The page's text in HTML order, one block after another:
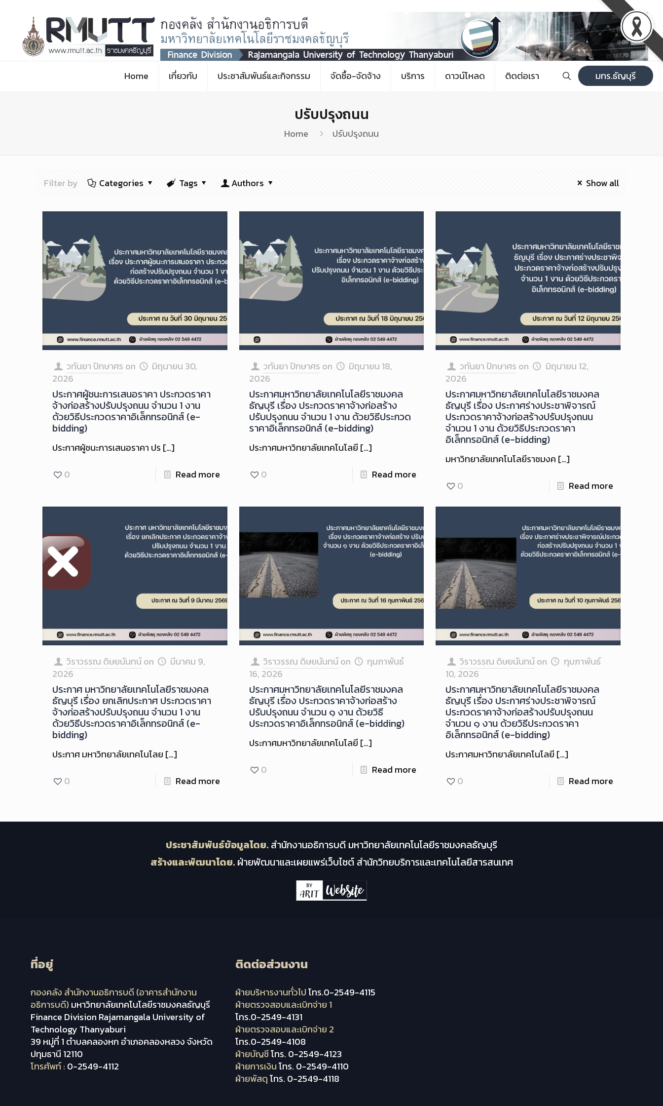
Home เกี่ยวกับ ประชาสัมพันธ์และกิจกรรม จัดซื้อ-จัดจ้าง บริการ ดาวน์โหลด ติดต่อเรา มทร.ธัญบุรี
ปรับปรุงถนน
Home ปรับปรุงถนน
Filter by Categories Tags Authors Show all
วทันยา ปักษาศร on
มิถุนายน 30,
2026
ประกาศผู้ชนะการเสนอราคา ประกวดราคา
จ้างก่อสร้างปรับปรุงถนน จำนวน 1 งาน
ด้วยวิธีประกวดราคาอิเล็กทรอนิกส์ (e-
bidding)
ประกาศผู้ชนะการเสนอราคา ปร […]
0
Read more
วทันยา ปักษาศร on
มิถุนายน 18,
2026
ประกาศมหาวิทยาลัยเทคโนโลยีราชมงคล
ธัญบุรี เรื่อง ประกวดราคาจ้างก่อสร้าง
ปรับปรุงถนน จำนวน 1 งาน ด้วยวิธีประกวด
ราคาอิเล็กทรอนิกส์ (e-bidding)
ประกาศมหาวิทยาลัยเทคโนโลยี […]
0
Read more
วทันยา ปักษาศร on
มิถุนายน 12,
2026
ประกาศมหาวิทยาลัยเทคโนโลยีราชมงคล
ธัญบุรี เรื่อง ประกาศร่างประชาพิจารณ์
ประกวดราคาจ้างก่อสร้างปรับปรุงถนน
จำนวน 1 งาน ด้วยวิธีประกวดราคา
อิเล็กทรอนิกส์ (e-bidding)
มหาวิทยาลัยเทคโนโลยีราชมงค […]
0
Read more
วิราวรรณ ดิษยนันทน์on
มีนาคม 9,
2026
ประกาศ มหาวิทยาลัยเทคโนโลยีราชมงคล
ธัญบุรี เรื่อง ยกเลิกประกาศ ประกวดราคา
จ้างก่อสร้างปรับปรุงถนน จำนวน 1 งาน
ด้วยวิธีประกวดราคาอิเล็กทรอนิกส์ (e-
bidding)
ประกาศ มหาวิทยาลัยเทคโนโลย […]
0
Read more
วิราวรรณ ดิษยนันทน์on
กุมภาพันธ์
16, 2026
ประกาศมหาวิทยาลัยเทคโนโลยีราชมงคล
ธัญบุรี เรื่อง ประกวดราคาจ้างก่อสร้าง
ปรับปรุงถนน จำนวน ๑ งาน ด้วยวิธี
ประกวดราคาอิเล็กทรอนิกส์ (e-bidding)
ประกาศมหาวิทยาลัยเทคโนโลยี […]
0
Read more
วิราวรรณ ดิษยนันทน์on
กุมภาพันธ์
10, 2026
ประกาศมหาวิทยาลัยเทคโนโลยีราชมงคล
ธัญบุรี เรื่อง ประกาศร่างประชาพิจารณ์
ประกวดราคาจ้างก่อสร้างปรับปรุงถนน
จำนวน ๑ งาน ด้วยวิธีประกวดราคา
อิเล็กทรอนิกส์ (e-bidding)
ประกาศมหาวิทยาลัยเทคโนโลยี […]
0
Read more
ประชาสัมพันธ์ข้อมูลโดย. สำนักงานอธิการบดี มหาวิทยาลัยเทคโนโลยีราชมงคลธัญบุรี
สร้างและพัฒนาโดย.ฝ่ายพัฒนาและเผยแพร่เว็บไซต์ สำนักวิทยบริการและเทคโนโลยีสารสนเทศ
ที่อยู่
กองคลัง สำนักงานอธิการบดี (อาคารสำนักงาน
อธิการบดี) มหาวิทยาลัยเทคโนโลยีราชมงคลธัญบุรี
Finance Division Rajamangala University of
Technology Thanyaburi
39 หมู่ที่ 1 ตำบลคลองหก อำเภอคลองหลวง จังหวัด
ปทุมธานี 12110
โทรศัพท์ : 0-2549-4112
ติดต่อส่วนงาน
ฝ่ายบริหารงานทั่วไปโทร.0-2549-4115
ฝ่ายตรวจสอบและเบิกจ่าย 1
โทร.0-2549-4131
ฝ่ายตรวจสอบและเบิกจ่าย 2
โทร.0-2549-4108
ฝ่ายบัญชีโทร. 0-2549-4123
ฝ่ายการเงินโทร. 0-2549-4110
ฝ่ายพัสดุโทร. 0-2549-4118